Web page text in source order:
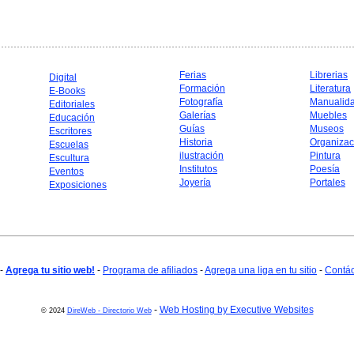
Digital
E-Books
Editoriales
Educación
Escritores
Escuelas
Escultura
Eventos
Exposiciones
Ferias
Formación
Fotografía
Galerías
Guías
Historia
ilustración
Institutos
Joyería
Librerias
Literatura
Muebles
Museos
Pintura
Poesía
Portales
Agrega tu sitio web! - Programa de afiliados -Agrega una liga en tu sitio -
© 2024 DireWeb - Directorio Web- Web Hosting by Executive Websites